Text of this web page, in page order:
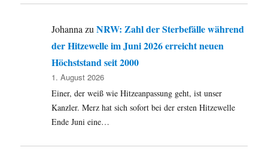
Johanna zuNRW: Zahl der Sterbefälle während
der Hitzewelle im Juni 2026 erreicht neuen
Höchststand seit 2000
1. August 2026
Einer, der weiß wie Hitzeanpassung geht, ist unser
Kanzler. Merz hat sich sofort bei der ersten Hitzewelle
Ende Juni eine…